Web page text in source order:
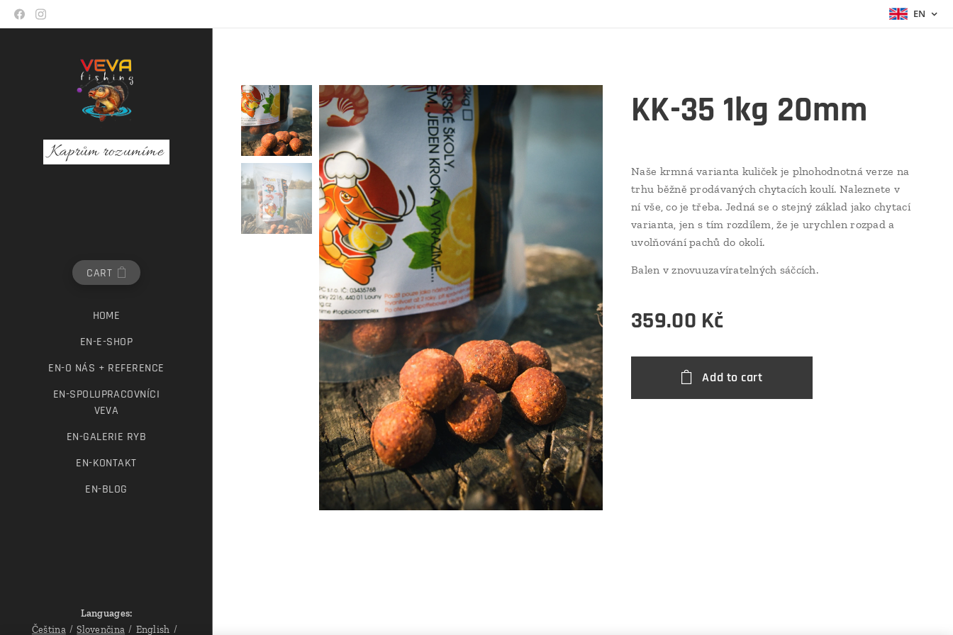
EN
Kaprům rozumíme
CART
HOME
EN-E-SHOP
EN-O NÁS + REFERENCE
EN-SPOLUPRACOVNÍCI
VEVA
EN-GALERIE RYB
EN-KONTAKT
EN-BLOG
KK-35 1kg 20mm
Naše krmná varianta kuliček je plnohodnotná verze na
trhu běžně prodávaných chytacích koulí. Naleznete v
ní vše, co je třeba. Jedná se o stejný základ jako chytací
varianta, jen s tím rozdílem, že je urychlen rozpad a
uvolňování pachů do okolí.
Balen v znovuuzavíratelných sáčcích.
359.00 Kč
Add to cart
Languages
Čeština
Slovenčina English